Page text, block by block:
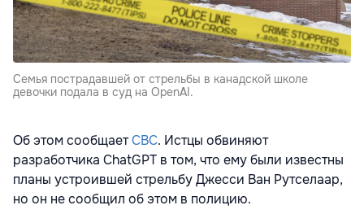
Семья пострадавшей от стрельбы в канадской школе
девочки подала в суд на OpenAI.
Об этом сообщаетCBC. Истцы обвиняют
разработчика ChatGPT в том, что ему были известны
планы устроившей стрельбу Джесси Ван Рутселаар,
но он не сообщил об этом в полицию.